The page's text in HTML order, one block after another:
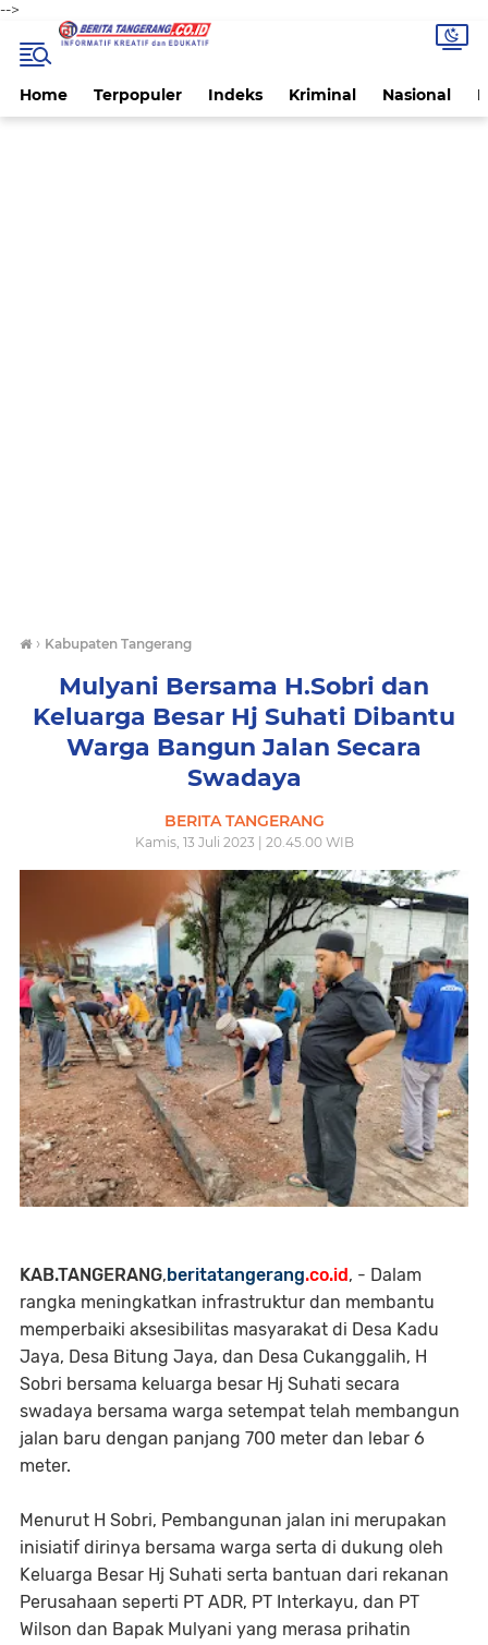
-->
Home Terpopuler Indeks Kriminal Nasional
› Kabupaten Tangerang
Mulyani Bersama H.Sobri dan
Keluarga Besar Hj Suhati Dibantu
Warga Bangun Jalan Secara
Swadaya
BERITA TANGERANG
Kamis, 13 Juli 2023 | 20.45.00 WIB
KAB.TANGERANG,beritatangerang.co.id, - Dalam
rangka meningkatkan infrastruktur dan membantu
memperbaiki aksesibilitas masyarakat di Desa Kadu
Jaya, Desa Bitung Jaya, dan Desa Cukanggalih, H
Sobri bersama keluarga besar Hj Suhati secara
swadaya bersama warga setempat telah membangun
jalan baru dengan panjang 700 meter dan lebar 6
meter.
Menurut H Sobri, Pembangunan jalan ini merupakan
inisiatif dirinya bersama warga serta di dukung oleh
Keluarga Besar Hj Suhati serta bantuan dari rekanan
Perusahaan seperti PT ADR, PT Interkayu, dan PT
Wilson dan Bapak Mulyani yang merasa prihatin